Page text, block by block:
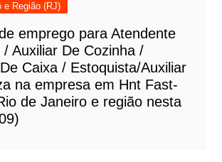
e Região (RJ)
emprego para Atendente
/ Auxiliar De Cozinha /
Caixa / Estoquista/Auxiliar
na empresa em Hnt Fast-
de Janeiro e região nesta